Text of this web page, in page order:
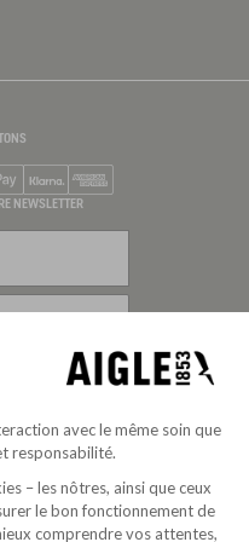
Apple PayKlarna
NEWSLETTER
avec le même soin que
responsabilité.
– les nôtres, ainsi que ceux
le bon fonctionnement de
comprendre vos attentes,